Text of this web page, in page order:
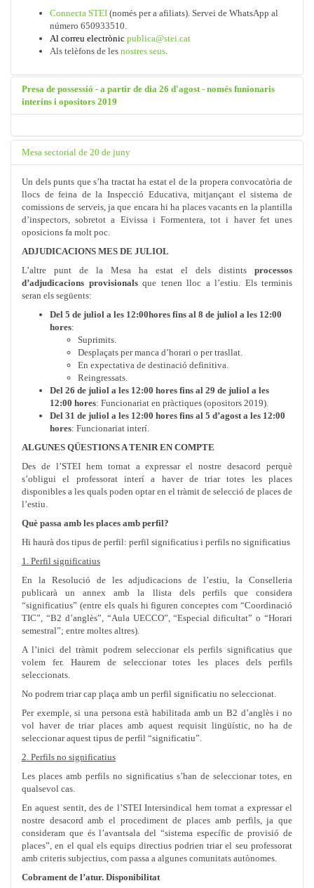
Connecta STEI (només per a afiliats). Servei de WhatsApp al
número 650933510.
Al correu electrònic publica@stei.cat
Als telèfons de les nostres seus.
Presa de possessió - a partir de dia 26 d'agost - només funionaris
interins i opositors 2019
Mesa sectorial de 20 de juny
Un dels punts que s’ha tractat ha estat el de la propera convocatòria de
llocs de feina de la Inspecció Educativa, mitjançant el sistema de
comissions de serveis, ja que encara hi ha places vacants en la plantilla
d’inspectors, sobretot a Eivissa i Formentera, tot i haver fet unes
oposicions fa molt poc.
ADJUDICACIONS MES DE JULIOL
L’altre punt de la Mesa ha estat el dels distints processos
d’adjudicacions provisionalsque tenen lloc a l’estiu. Els terminis
seran els següents:
Del 5 de juliol a les 12:00hores fins al 8 de juliol a les 12:00
hores:
Suprimits.
Desplaçats per manca d’horari o per trasllat.
En expectativa de destinació definitiva.
Reingressats.
Del 26 de juliol a les 12:00 hores fins al 29 de juliol a les
12:00 hores: Funcionariat en pràctiques (opositors 2019).
Del 31 de juliol a les 12:00 hores fins al 5 d’agost a les 12:00
hores: Funcionariat interí.
ALGUNES QÜESTIONS A TENIR EN COMPTE
Des de l’STEI hem tornat a expressar el nostre desacord perquè
s’obligui el professorat interí a haver de triar totes les places
disponibles a les quals poden optar en el tràmit de selecció de places de
l’estiu.
Què passa amb les places amb perfil?
Hi haurà dos tipus de perfil: perfil significatius i perfils no significatius
1. Perfil significatius
En la Resolució de les adjudicacions de l’estiu, la Conselleria
publicarà un annex amb la llista dels perfils que considera
“significatius” (entre els quals hi figuren conceptes com “Coordinació
TIC”, “B2 d’anglès”, “Aula UECCO”, “Especial dificultat” o “Horari
semestral”; entre moltes altres).
A l’inici del tràmit podrem seleccionar els perfils significatius que
volem fer. Haurem de seleccionar totes les places dels perfils
seleccionats.
No podrem triar cap plaça amb un perfil significatiu no seleccionat.
Per exemple, si una persona està habilitada amb un B2 d’anglès i no
vol haver de triar places amb aquest requisit lingüístic, no ha de
seleccionar aquest tipus de perfil “significatiu”.
2. Perfils no significatius
Les places amb perfils no significatius s’han de seleccionar totes, en
qualsevol cas.
En aquest sentit, des de l’STEI Intersindical hem tornat a expressar el
nostre desacord amb el procediment de places amb perfils, ja que
consideram que és l’avantsala del “sistema específic de provisió de
places”, en el qual els equips directius podrien triar el seu professorat
amb criteris subjectius, com passa a algunes comunitats autònomes.
Cobrament de l’atur. Disponibilitat